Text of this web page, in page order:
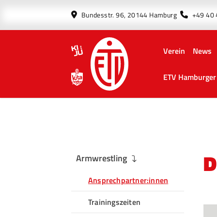
Bundesstr. 96, 20144 Hamburg +49 40
Verein News
ETV
Armwrestling
Ansprechpartner:innen
Trainingszeiten